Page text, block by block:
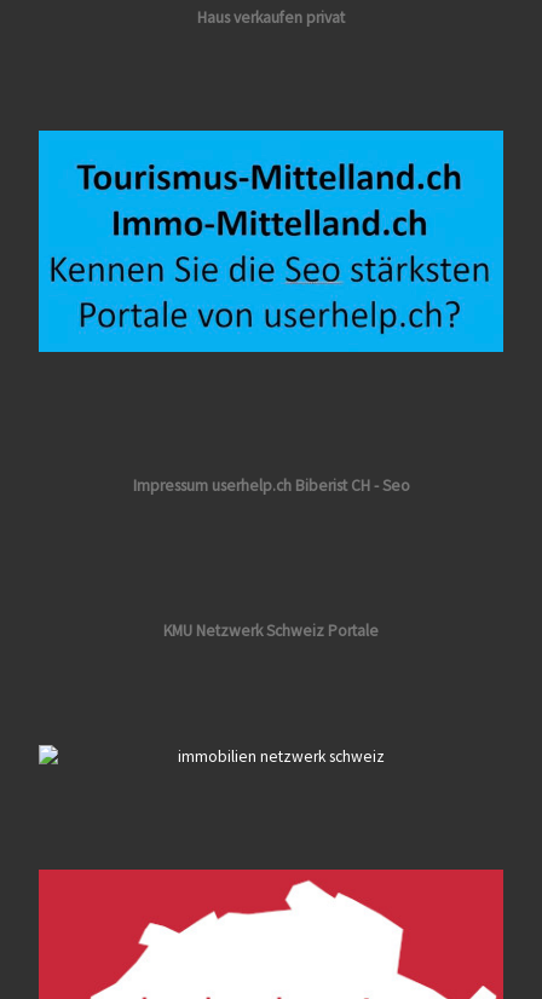
Haus verkaufen privat
Impressum userhelp.ch Biberist CH - Seo
KMU Netzwerk Schweiz Portale